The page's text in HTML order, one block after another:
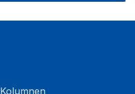
Kolumnen